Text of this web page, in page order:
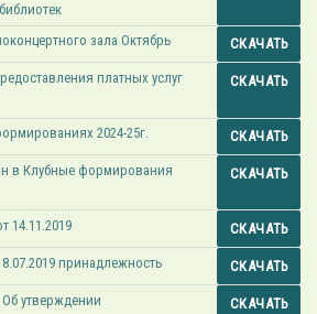
зала Октябрь СКАЧАТЬ
платных услуг
СКАЧАТЬ
2024-25г. СКАЧАТЬ
в Клубные формирования
СКАЧАТЬ
14.11.2019 СКАЧАТЬ
принадлежность СКАЧАТЬ
Об утверждении
СКАЧАТЬ